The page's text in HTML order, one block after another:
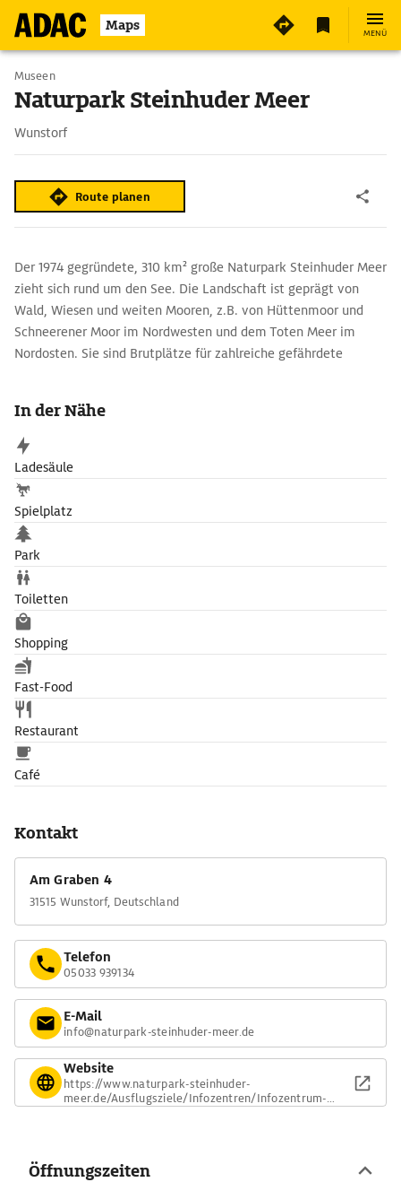
Maps MENÜ
Museen
Naturpark Steinhuder Meer
Wunstorf
Route planen
Der 1974 gegründete, 310 km² große Naturpark Steinhuder Meer
zieht sich rund um den See. Die Landschaft ist geprägt von
Wald, Wiesen und weiten Mooren, z.B. von Hüttenmoor und
Schneerener Moor im Nordwesten und dem Toten Meer im
Nordosten. Sie sind Brutplätze für zahlreiche gefährdete
See und an seinen Ufern.
Vier große Naturschutzgebiete sollen den Lebensraum der
Vögel sichern. Dort darf man die gekennzeichneten Wege nicht
verlassen. Die drei Naturpark-Infozentren Steinhude, Mardorf
und Wilhelmstein bietet jede Menge Infos für Besucher,
interaktive Ausstellungen, Wanderkarten und Führungen.
In der Nähe
Ladesäule
Spielplatz
Park
Toiletten
Shopping
Fast-Food
Restaurant
Café
Kontakt
Am Graben 4
31515 Wunstorf, Deutschland
Telefon
05033 939134
E-Mail
info@naturpark-steinhuder-meer.de
Website
https://www.naturpark-steinhuder-
meer.de/Ausflugsziele/Infozentren/Infozentrum-
Öffnungszeiten